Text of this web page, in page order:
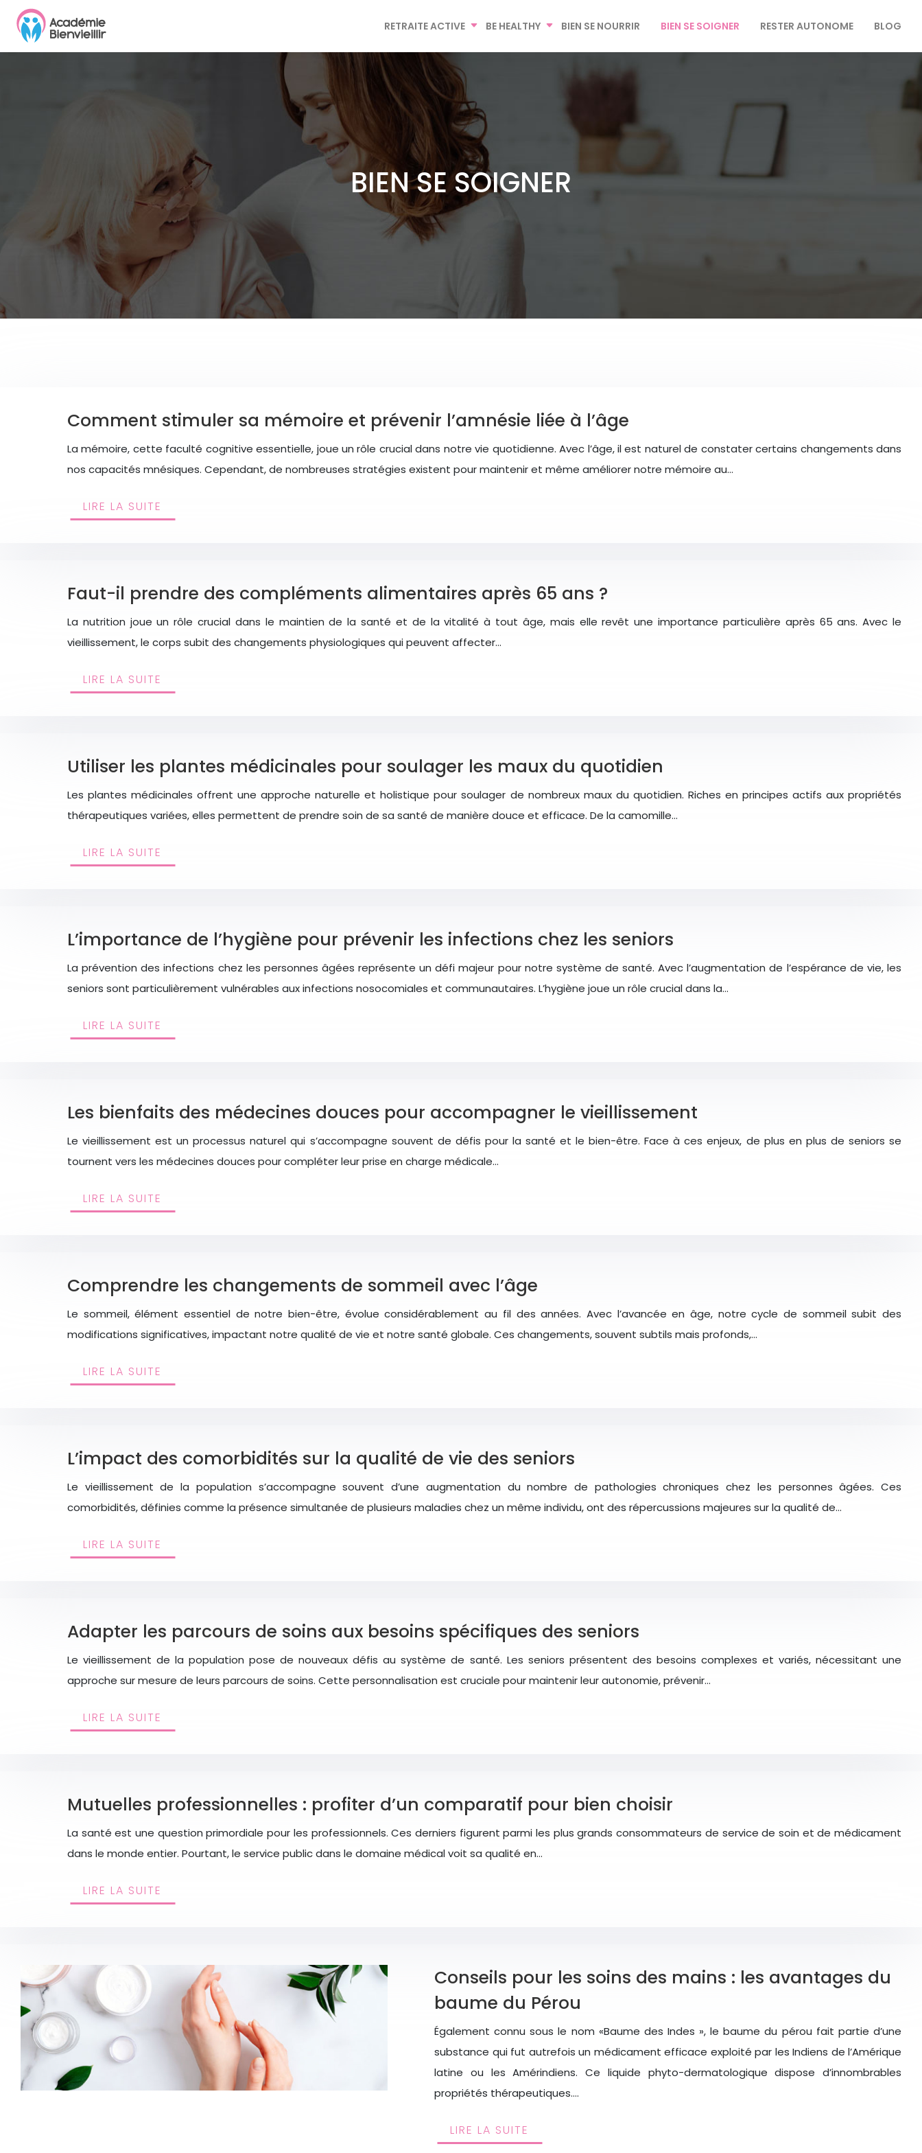
RETRAITE ACTIVE BE HEALTHY BIEN SE NOURRIR BIEN SE SOIGNER RESTER AUTONOME BLOG
BIEN SE SOIGNER
Comment stimuler sa mémoire et prévenir l’amnésie liée à l’âge
La mémoire, cette faculté cognitive essentielle, joue un rôle crucial dans notre vie quotidienne. Avec l’âge, il est naturel de constater certains changements dans
nos capacités mnésiques. Cependant, de nombreuses stratégies existent pour maintenir et même améliorer notre mémoire au…
LIRE LA SUITE
Faut-il prendre des compléments alimentaires après 65 ans ?
La nutrition joue un rôle crucial dans le maintien de la santé et de la vitalité à tout âge, mais elle revêt une importance particulière après 65 ans. Avec le
vieillissement, le corps subit des changements physiologiques qui peuvent affecter…
LIRE LA SUITE
Utiliser les plantes médicinales pour soulager les maux du quotidien
Les plantes médicinales offrent une approche naturelle et holistique pour soulager de nombreux maux du quotidien. Riches en principes actifs aux propriétés
thérapeutiques variées, elles permettent de prendre soin de sa santé de manière douce et efficace. De la camomille…
LIRE LA SUITE
L’importance de l’hygiène pour prévenir les infections chez les seniors
La prévention des infections chez les personnes âgées représente un défi majeur pour notre système de santé. Avec l’augmentation de l’espérance de vie, les
seniors sont particulièrement vulnérables aux infections nosocomiales et communautaires. L’hygiène joue un rôle crucial dans la…
LIRE LA SUITE
Les bienfaits des médecines douces pour accompagner le vieillissement
Le vieillissement est un processus naturel qui s’accompagne souvent de défis pour la santé et le bien-être. Face à ces enjeux, de plus en plus de seniors se
tournent vers les médecines douces pour compléter leur prise en charge médicale…
LIRE LA SUITE
Comprendre les changements de sommeil avec l’âge
Le sommeil, élément essentiel de notre bien-être, évolue considérablement au fil des années. Avec l’avancée en âge, notre cycle de sommeil subit des
modifications significatives, impactant notre qualité de vie et notre santé globale. Ces changements, souvent subtils mais profonds,…
LIRE LA SUITE
L’impact des comorbidités sur la qualité de vie des seniors
Le vieillissement de la population s’accompagne souvent d’une augmentation du nombre de pathologies chroniques chez les personnes âgées. Ces
comorbidités, définies comme la présence simultanée de plusieurs maladies chez un même individu, ont des répercussions majeures sur la qualité de…
LIRE LA SUITE
Adapter les parcours de soins aux besoins spécifiques des seniors
Le vieillissement de la population pose de nouveaux défis au système de santé. Les seniors présentent des besoins complexes et variés, nécessitant une
approche sur mesure de leurs parcours de soins. Cette personnalisation est cruciale pour maintenir leur autonomie, prévenir…
LIRE LA SUITE
Mutuelles professionnelles : profiter d’un comparatif pour bien choisir
La santé est une question primordiale pour les professionnels. Ces derniers figurent parmi les plus grands consommateurs de service de soin et de médicament
dans le monde entier. Pourtant, le service public dans le domaine médical voit sa qualité en…
LIRE LA SUITE
Conseils pour les soins des mains : les avantages du
baume du Pérou
Également connu sous le nom «Baume des Indes », le baume du pérou fait partie d’une
substance qui fut autrefois un médicament efficace exploité par les Indiens de l’Amérique
latine ou les Amérindiens. Ce liquide phyto-dermatologique dispose d’innombrables
propriétés thérapeutiques….
LIRE LA SUITE